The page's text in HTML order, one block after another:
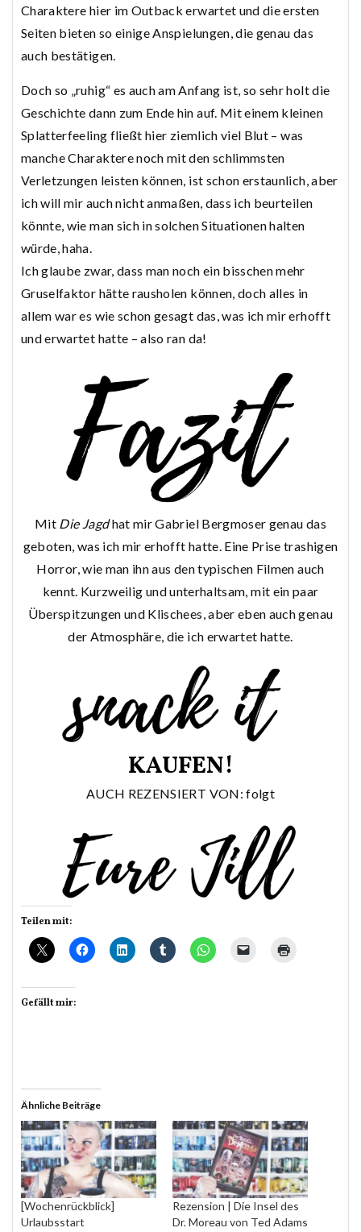
Charaktere hier im Outback erwartet und die ersten
Seiten bieten so einige Anspielungen, die genau das
auch bestätigen.
Doch so „ruhig“ es auch am Anfang ist, so sehr holt die
Geschichte dann zum Ende hin auf. Mit einem kleinen
Splatterfeeling fließt hier ziemlich viel Blut – was
manche Charaktere noch mit den schlimmsten
Verletzungen leisten können, ist schon erstaunlich, aber
ich will mir auch nicht anmaßen, dass ich beurteilen
könnte, wie man sich in solchen Situationen halten
würde, haha.
Ich glaube zwar, dass man noch ein bisschen mehr
Gruselfaktor hätte rausholen können, doch alles in
allem war es wie schon gesagt das, was ich mir erhofft
und erwartet hatte – also ran da!
Mit Die Jagdhat mir Gabriel Bergmoser genau das
geboten, was ich mir erhofft hatte. Eine Prise trashigen
Horror, wie man ihn aus den typischen Filmen auch
kennt. Kurzweilig und unterhaltsam, mit ein paar
Überspitzungen und Klischees, aber eben auch genau
der Atmosphäre, die ich erwartet hatte.
KAUFEN!
AUCH REZENSIERT VON: folgt
Teilen mit:
Gefällt mir:
Ähnliche Beiträge
[Wochenrückblick]
Urlaubsstart
Rezension | Die Insel des
Dr. Moreau von Ted Adams